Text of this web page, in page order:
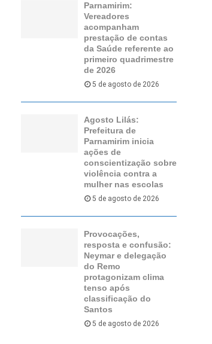
Parnamirim:
Vereadores
acompanham
prestação de contas
da Saúde referente ao
primeiro quadrimestre
de 2026
5 de agosto de 2026
Agosto Lilás:
Prefeitura de
Parnamirim inicia
ações de
conscientização sobre
violência contra a
mulher nas escolas
5 de agosto de 2026
Provocações,
resposta e confusão:
Neymar e delegação
do Remo
protagonizam clima
tenso após
classificação do
Santos
5 de agosto de 2026